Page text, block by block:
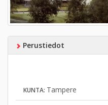
Perustiedot
KUNTA: Tampere